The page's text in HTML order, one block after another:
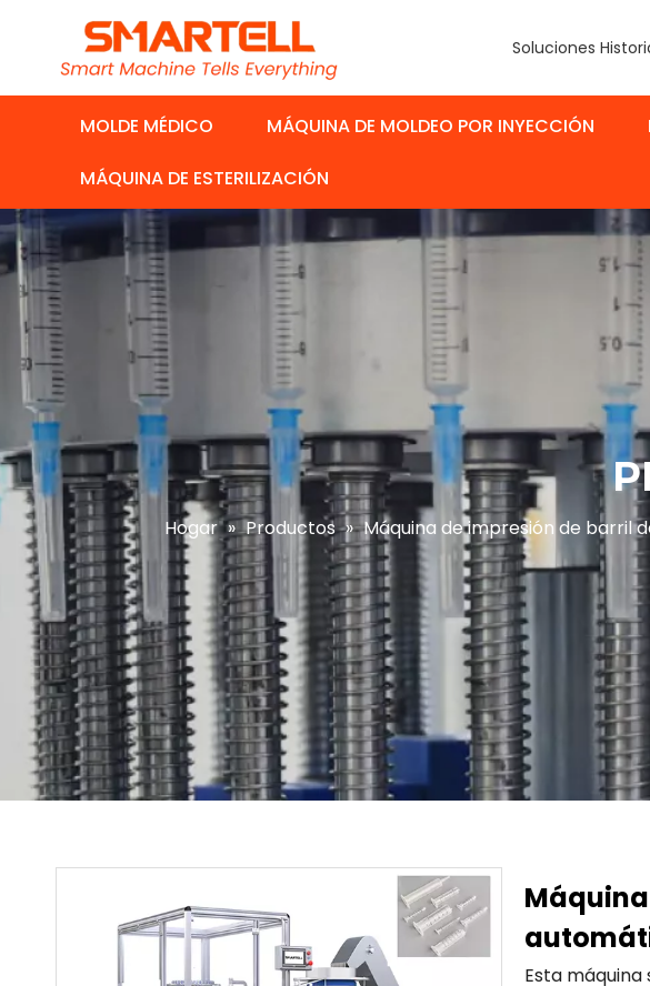
Soluciones
MOLDE MÉDICO MÁQUINA DE MOLDEO POR INYECCIÓN
MÁQUINA DE ESTERILIZACIÓN
Hogar » Productos » Máquina de impresión de barril
Esta